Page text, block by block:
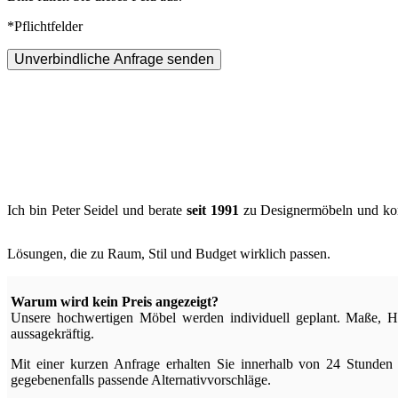
*Pflichtfelder
Unverbindliche Anfrage senden
Ich bin Peter Seidel und berate seit 1991 zu Designermöbeln und
Lösungen, die zu Raum, Stil und Budget wirklich passen.
Warum wird kein Preis angezeigt?
Unsere hochwertigen Möbel werden individuell geplant. Maße,
aussagekräftig.
Mit einer kurzen Anfrage erhalten Sie innerhalb von 24
gegebenenfalls passende Alternativvorschläge.